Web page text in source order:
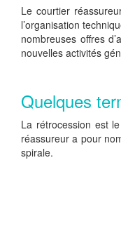
Le courtier
l’organisation
nombreuses offres
nouvelles activités
Quelques
La rétrocession est
réassureur a pour
spirale.